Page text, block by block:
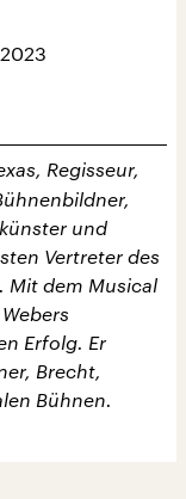
Regisseur,
und
Vertreter des
Mit dem Musical
Erfolg. Er
Brecht,
Bühnen.